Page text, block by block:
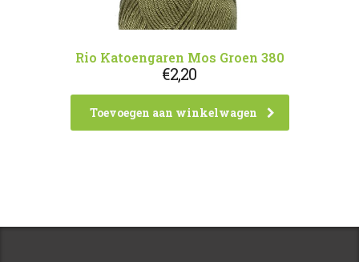
Rio Katoengaren Mos Groen 380
€2,20
Toevoegen aan winkelwagen